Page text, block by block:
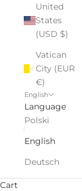
United
States
(USD $)
Vatican
City (EUR
€)
English
Language
Polski
English
Deutsch
Cart